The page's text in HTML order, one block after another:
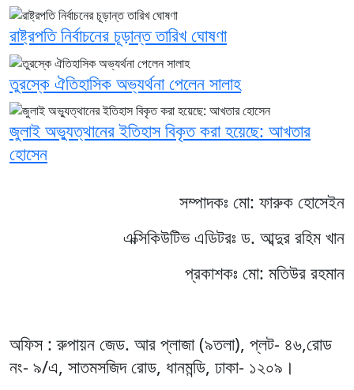
রাষ্ট্রপতি নির্বাচনের চূড়ান্ত তারিখ ঘোষণা
তুরস্কে ঐতিহাসিক অভ্যর্থনা পেলেন সালাহ
জুলাই অভ্যুত্থানের ইতিহাস বিকৃত করা হয়েছে: আখতার
হোসেন
সম্পাদকঃ মো: ফারুক হোসেইন
এক্সিকিউটিভ এডিটরঃ ড. আব্দুর রহিম খান
প্রকাশকঃ মো: মতিউর রহমান
অফিস : রুপায়ন জেড. আর প্লাজা (৯তলা), প্লট- ৪৬,রোড
নং- ৯/এ, সাতমসজিদ রোড, ধানমন্ডি, ঢাকা- ১২০৯।